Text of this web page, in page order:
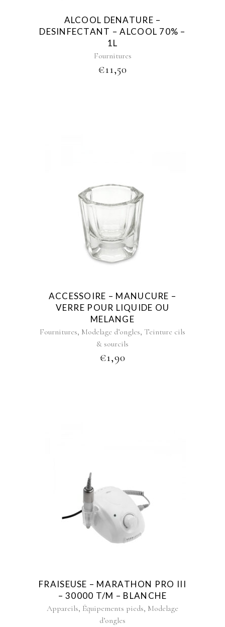
ALCOOL DENATURE –
DESINFECTANT – ALCOOL 70% –
1L
Fournitures
€11,50
ACCESSOIRE – MANUCURE –
VERRE POUR LIQUIDE OU
MELANGE
Fournitures, Modelage d’ongles, Teinture cils
& sourcils
€1,90
FRAISEUSE – MARATHON PRO III
– 30000 T/M – BLANCHE
Appareils, Équipements pieds, Modelage
d’ongles